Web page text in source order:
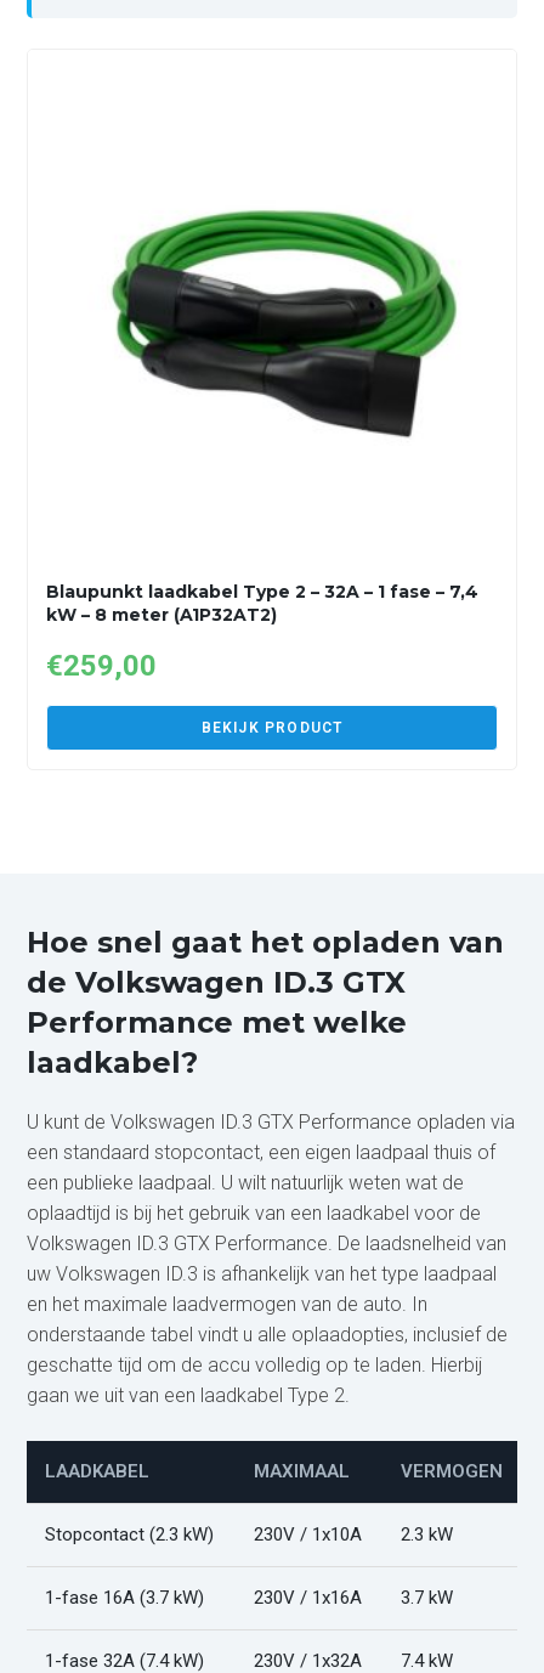
Blaupunkt laadkabel Type 2 – 32A – 1 fase – 7,4
kW – 8 meter (A1P32AT2)
€259,00
BEKIJK PRODUCT
Hoe snel gaat het opladen van
de Volkswagen ID.3 GTX
Performance met welke
laadkabel?
U kunt de Volkswagen ID.3 GTX Performance opladen via
een standaard stopcontact, een eigen laadpaal thuis of
een publieke laadpaal. U wilt natuurlijk weten wat de
oplaadtijd is bij het gebruik van een laadkabel voor de
Volkswagen ID.3 GTX Performance. De laadsnelheid van
uw Volkswagen ID.3 is afhankelijk van het type laadpaal
en het maximale laadvermogen van de auto. In
onderstaande tabel vindt u alle oplaadopties, inclusief de
geschatte tijd om de accu volledig op te laden. Hierbij
gaan we uit van een laadkabel Type 2.
LAADKABEL MAXIMAAL VERMOGEN
Stopcontact (2.3 kW) 230V / 1x10A 2.3 kW
1-fase 16A (3.7 kW) 230V / 1x16A 3.7 kW
1-fase 32A (7.4 kW) 230V / 1x32A 7.4 kW